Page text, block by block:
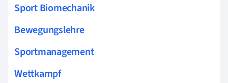
Sport Biomechanik
Bewegungslehre
Sportmanagement
Wettkampf